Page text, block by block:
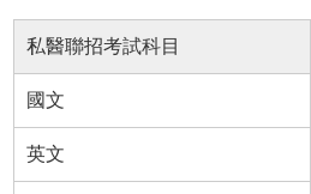
私醫聯招考試科目
國文
英文